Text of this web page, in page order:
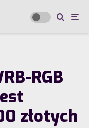
RGB
złotych